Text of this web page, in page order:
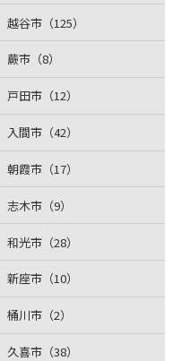
越谷市（125）
蕨市（8）
戸田市（12）
入間市（42）
朝霞市（17）
志木市（9）
和光市（28）
新座市（10）
桶川市（2）
久喜市（38）